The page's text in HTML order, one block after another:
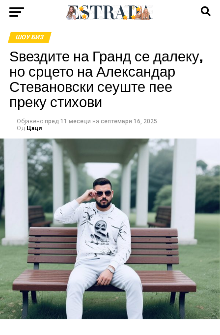
ШОУ БИЗ
Ѕвездите на Гранд се далеку,
но срцето на Александар
Стевановски сеуште пее
преку стихови
Објавено пред 11 месеци на септември 16, 2025
Од Цаци